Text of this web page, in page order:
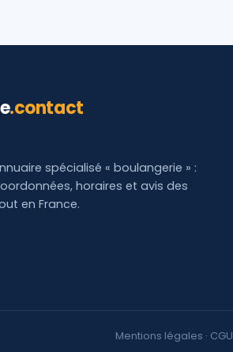
.contact
spécialisé « boulangerie » :
horaires et avis des
en France.
Mentions légales · CGU